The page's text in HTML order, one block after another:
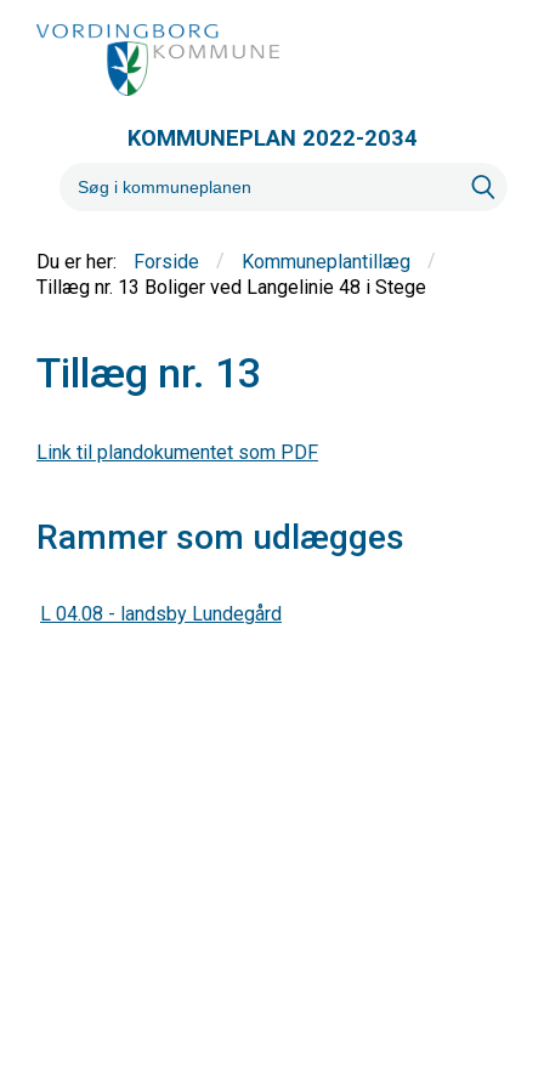
KOMMUNEPLAN 2022-2034
Forside / Kommuneplantillæg
/
Tillæg nr. 13 Boliger ved Langelinie 48 i Stege
Tillæg nr. 13
Link til plandokumentet som PDF
Rammer som udlægges
L 04.08 - landsby Lundegård